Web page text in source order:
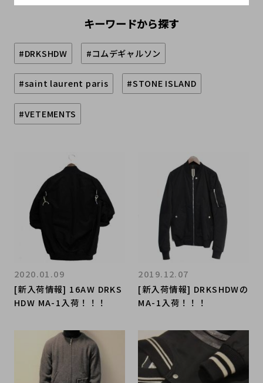
キーワードから探す
#DRKSHDW #コムデギャルソン
#saint laurent paris #STONE ISLAND
#VETEMENTS
[新入荷情報] 16AW DRKS
HDW MA-1入荷！！！
2020.01.09
​[新入荷情報] DRKSHDWの
MA-1入荷！！！
2019.12.07